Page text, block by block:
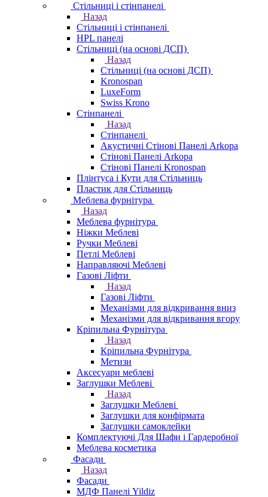
Стільниці і стінпанелі
Назад
Стільниці і стінпанелі
HPL панелі
Стільниці (на основі ДСП)
Назад
Стільниці (на основі ДСП)
Kronospan
LuxeForm
Swiss Krono
Стінпанелі
Назад
Стінпанелі
Акустичні Стінові Панелі Аrkopa
Стінові Панелі Arkopa
Стінові Панелі Kronospan
Плінтуса і Кути для Стільниць
Пластик для Стільниць
Меблева фурнітура
Назад
Меблева фурнітура
Ніжки Меблеві
Ручки Меблеві
Петлі Меблеві
Направляючі Меблеві
Газові Ліфти
Назад
Газові Ліфти
Механізми для відкривання вниз
Механізми для відкривання вгору
Кріпильна Фурнітура
Назад
Кріпильна Фурнітура
Метизи
Аксесуари меблеві
Заглушки Меблеві
Назад
Заглушки Меблеві
Заглушки для конфірмата
Заглушки самоклейки
Комплектуючі Для Шафи і Гардеробної
Меблева косметика
Фасади
Назад
Фасади
МДФ Панелі Yildiz